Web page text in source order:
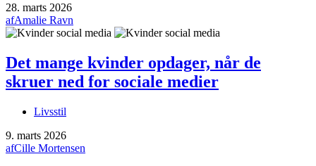
28. marts 2026
afAmalie Ravn
Det mange kvinder opdager, når de
skruer ned for sociale medier
Livsstil
9. marts 2026
afCille Mortensen